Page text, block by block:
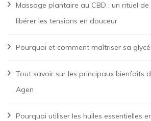
Massage plantaire au CBD : un rituel
libérer les tensions en douceur
Pourquoi et comment maîtriser sa
Tout savoir sur les principaux bienfaits
Agen
Pourquoi utiliser les huiles essentielles